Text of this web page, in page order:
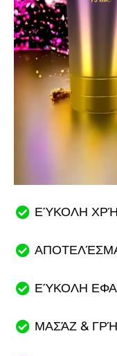
ΕΎΚΟΛΗ
ΕΎΚΟΛΗ
ΜΑΣΆΖ &